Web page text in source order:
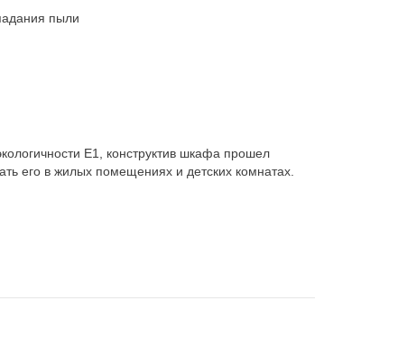
пыли
Е1, конструктив шкафа прошел
его в жилых помещениях и детских комнатах.